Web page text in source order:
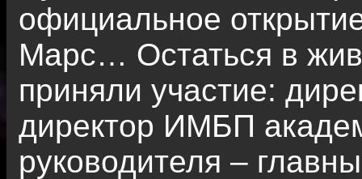
официальное
Марс… Остаться в
приняли участие:
директор ИМБП
руководителя –